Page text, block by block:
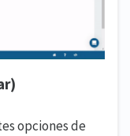
opciones de